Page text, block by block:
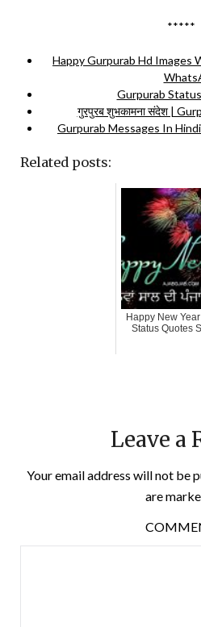
*****
Happy Gurpurab Hd Images
Gurpurab
गुरपुरब शुभकामना संदेश |
Gurpurab Messages In
Related posts:
Happy New
Status Quotes
Leave a
Your email address will not be
are